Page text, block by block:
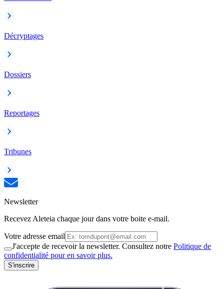
Décryptages
Dossiers
Reportages
Tribunes
Newsletter
Recevez Aleteia chaque jour dans votre boite e-mail.
Votre adresse email
J'accepte de recevoir la newsletter. Consultez notre Politique de
confidentialité pour en savoir plus.
S'inscrire